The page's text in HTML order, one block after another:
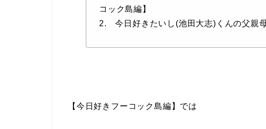
コック島編】
2. 今日好きたいし(池田大志)くんの父親
【今日好きフーコック島編】では